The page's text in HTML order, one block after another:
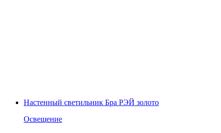
Настенный светильник Бра РЭЙ золото
Освещение